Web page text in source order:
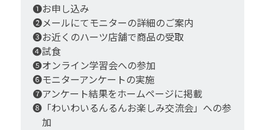
❶お申し込み
❷メールにてモニターの詳細のご案内
❸お近くのハーツ店舗で商品の受取
❹試食
❺オンライン学習会への参加
❻モニターアンケートの実施
❼アンケート結果をホームページに掲載
❽「わいわいるんるんお楽しみ交流会」への参
加